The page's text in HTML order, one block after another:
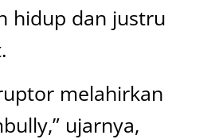
hidup dan justru
melahirkan
ujarnya,